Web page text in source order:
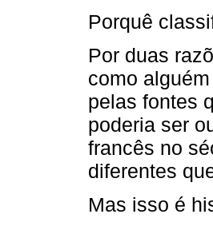
Porquê
Por duas
como
pelas fontes
poderia ser
francês no
diferentes
Mas isso é